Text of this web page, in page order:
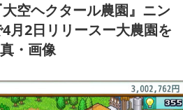
空ヘクタール農園』ニン
月2日リリースー大農園を
・画像